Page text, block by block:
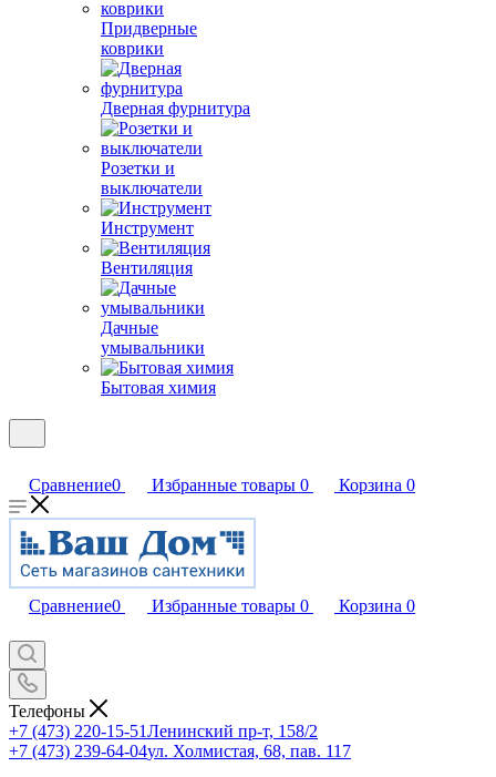
Придверные
коврики
Дверная фурнитура
Розетки и
выключатели
Инструмент
Вентиляция
Дачные
умывальники
Бытовая химия
Сравнение0 Избранные товары 0 Корзина 0
Сравнение0 Избранные товары 0 Корзина 0
Телефоны
+7 (473) 220-15-51Ленинский пр-т, 158/2
+7 (473) 239-64-04ул. Холмистая, 68, пав. 117